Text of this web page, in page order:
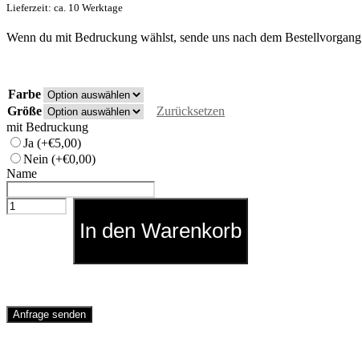
Lieferzeit: ca. 10 Werktage
Wenn du mit Bedruckung wählst, sende uns nach dem
Farbe
Größe
Zurücksetzen
mit Bedruckung
Ja (+€5,00)
Nein (+€0,00)
Name
Badeschlappen
Menge
In den Warenkorb
Anfrage senden